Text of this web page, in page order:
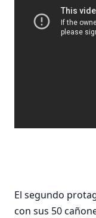
El segundo
con sus 50